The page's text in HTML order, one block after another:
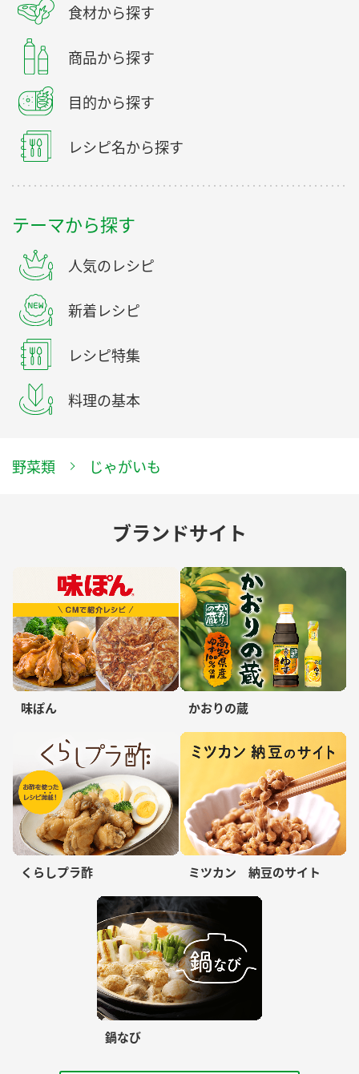
食材から探す
商品から探す
目的から探す
レシピ名から探す
テーマから探す
人気のレシピ
新着レシピ
レシピ特集
料理の基本
野菜類 じゃがいも
ブランドサイト
味ぽん かおりの蔵
くらしプラ酢 ミツカン 納豆のサイト
鍋なび